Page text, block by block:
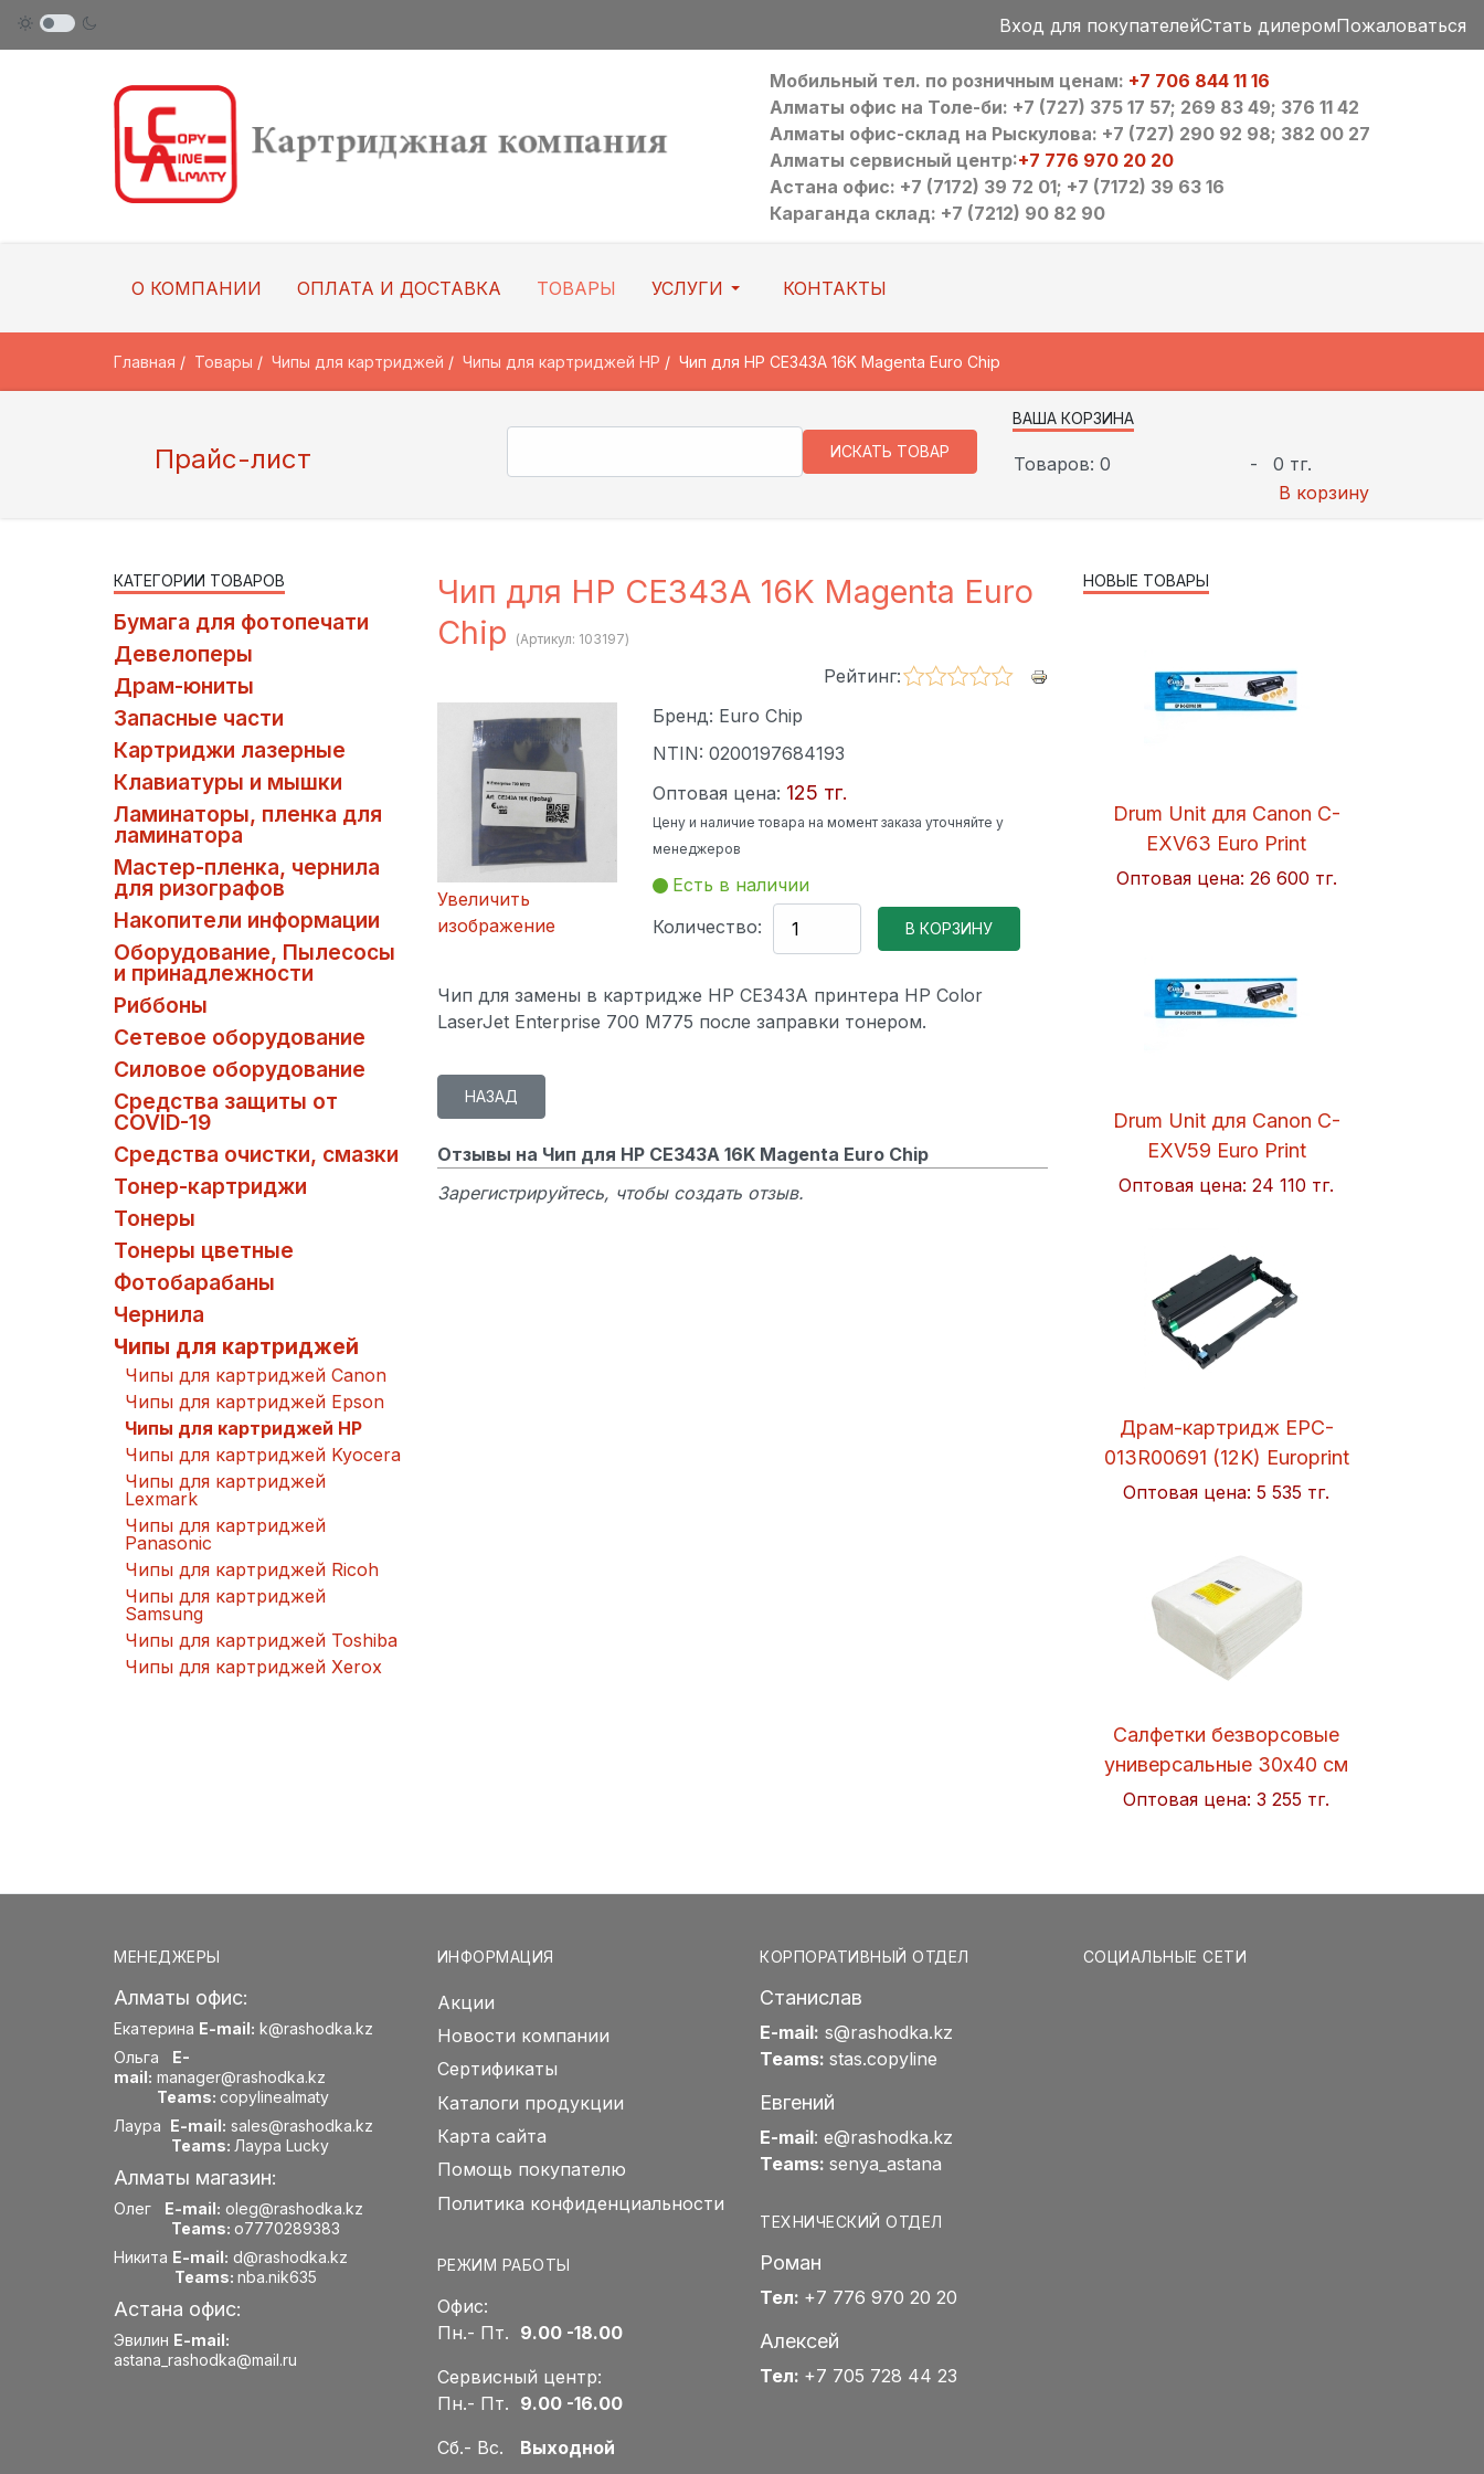
Вход для покупателейСтать дилеромПожаловаться
Мобильный тел. по розничным ценам: +7 706 844 11 16
Алматы офис на Толе-би: +7 (727) 375 17 57; 269 83 49; 376 11 42
Алматы офис-склад на Рыскулова: +7 (727) 290 92 98; 382 00 27
Алматы сервисный центр:+7 776 970 20 20
Астана офис: +7 (7172) 39 72 01; +7 (7172) 39 63 16
Караганда склад: +7 (7212) 90 82 90
О КОМПАНИИ ОПЛАТА И ДОСТАВКА ТОВАРЫ УСЛУГИ КОНТАКТЫ
Главная Товары Чипы для картриджей Чипы для картриджей HP Чип для HP CE343A 16K Magenta Euro Chip
Прайс-лист
ВАША КОРЗИНА
Товаров: 0 -
0 тг.
В корзину
Чип для HP CE343A 16K Magenta Euro
Chip
(Артикул: 103197)
Рейтинг:
Увеличить
изображение
Бренд: Euro Chip
NTIN: 0200197684193
Оптовая цена: 125 тг.
Цену и наличие товара на момент заказа уточняйте у
менеджеров
Есть в наличии
Количество:
Чип для замены в картридже HP CE343A принтера HP Color
LaserJet Enterprise 700 M775 после заправки тонером.
Отзывы на Чип для HP CE343A 16K Magenta Euro Chip
Зарегистрируйтесь, чтобы создать отзыв.
КАТЕГОРИИ ТОВАРОВ
Бумага для фотопечати
Девелоперы
Драм-юниты
Запасные части
Картриджи лазерные
Клавиатуры и мышки
Ламинаторы, пленка для
ламинатора
Мастер-пленка, чернила
для ризографов
Накопители информации
Оборудование, Пылесосы
и принадлежности
Риббоны
Сетевое оборудование
Силовое оборудование
Средства защиты от
COVID-19
Средства очистки, смазки
Тонер-картриджи
Тонеры
Тонеры цветные
Фотобарабаны
Чернила
Чипы для картриджей
Чипы для картриджей Canon
Чипы для картриджей Epson
Чипы для картриджей HP
Чипы для картриджей Kyocera
Чипы для картриджей
Lexmark
Чипы для картриджей
Panasonic
Чипы для картриджей Ricoh
Чипы для картриджей
Samsung
Чипы для картриджей Toshiba
Чипы для картриджей Xerox
НОВЫЕ ТОВАРЫ
Drum Unit для Canon C-
EXV63 Euro Print
Оптовая цена: 26 600 тг.
Drum Unit для Canon C-
EXV59 Euro Print
Оптовая цена:24 110 тг.
Драм-картридж EPC-
013R00691 (12K) Europrint
Оптовая цена:5 535 тг.
Салфетки безворсовые
универсальные 30x40 см
Soft 50шт/упак. Hi-BLACK
Оптовая цена:3 255 тг.
МЕНЕДЖЕРЫ
Алматы офис:
Екатерина E-mail: k@rashodka.kz
Ольга E-
mail: manager@rashodka.kz
Teams: copylinealmaty
Лаура E-mail: sales@rashodka.kz
Teams: Лаура Lucky
Алматы магазин:
Олег E-mail: oleg@rashodka.kz
Teams: o7770289383
Никита E-mail: d@rashodka.kz
Teams: nba.nik635
Астана офис:
Эвилин E-mail:
astana_rashodka@mail.ru
ИНФОРМАЦИЯ
Акции
Новости компании
Сертификаты
Каталоги продукции
Карта сайта
Помощь покупателю
Политика конфиденциальности
РЕЖИМ РАБОТЫ
Офис:
Пн.- Пт. 9.00 -18.00
Сервисный центр:
Пн.- Пт. 9.00 -16.00
Сб.- Вс. Выходной
КОРПОРАТИВНЫЙ ОТДЕЛ
Станислав
E-mail: s@rashodka.kz
Teams: stas.copyline
Евгений
E-mail: e@rashodka.kz
Teams: senya_astana
ТЕХНИЧЕСКИЙ ОТДЕЛ
Роман
Тел: +7 776 970 20 20
Алексей
Тел: +7 705 728 44 23
СОЦИАЛЬНЫЕ СЕТИ